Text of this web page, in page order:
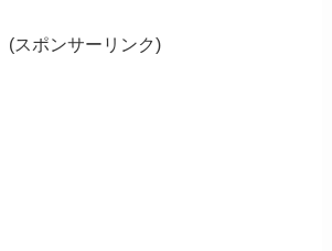
(スポンサーリンク)